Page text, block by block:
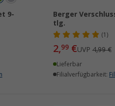
9-
Berger
tlg.
(1)
2,99€UVP4,99 €
Lieferbar
Filialverfügbarkeit: